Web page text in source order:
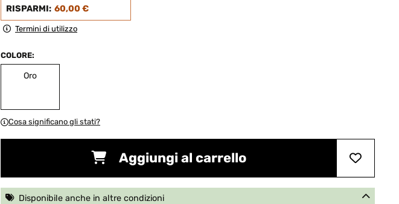
RISPARMI: 60,00 €
Termini di utilizzo
COLORE:
Oro
Cosa significano gli stati?
Aggiungi al carrello
Disponibile anche in altre condizioni